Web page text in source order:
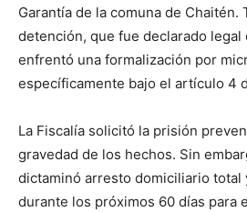
Garantía de la comuna de Chaitén.
detención, que fue declarado legal
enfrentó una formalización por
específicamente bajo el artículo 4
La Fiscalía solicitó la prisión
gravedad de los hechos. Sin
dictaminó arresto domiciliario total
durante los próximos 60 días para